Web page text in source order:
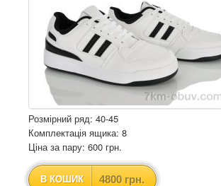
Розмірний ряд: 40-45
Комплектація ящика: 8
Ціна за пару: 600 грн.
В КОШИК 4800 грн.